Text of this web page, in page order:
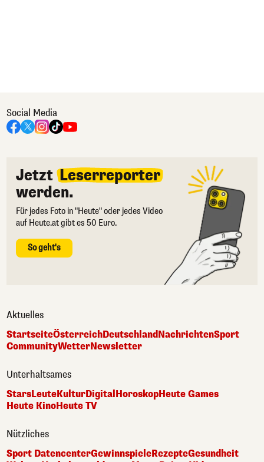
Social Media
Jetzt Leserreporter
werden.
Für jedes Foto in "Heute" oder jedes Video
auf Heute.at gibt es 50 Euro.
So geht's
Aktuelles
StartseiteÖsterreichDeutschlandNachrichtenSport
CommunityWetterNewsletter
Unterhaltsames
StarsLeuteKulturDigital HoroskopHeute Games
Heute KinoHeute TV
Nützliches
Sport DatencenterGewinnspieleRezepteGesundheit